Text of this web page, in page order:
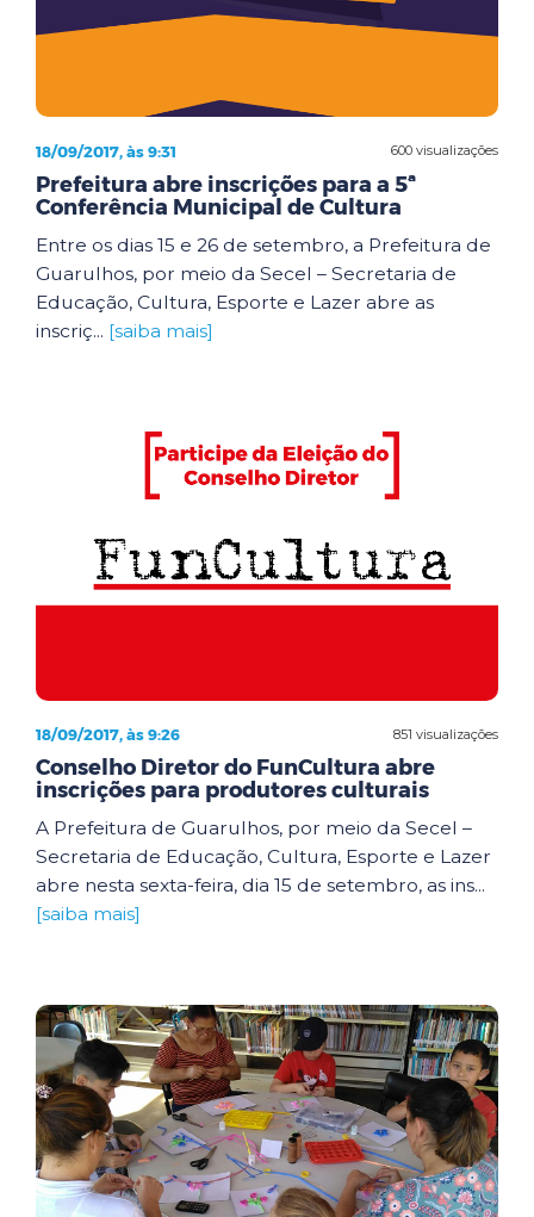
600 visualizações
18/09/2017, às 9:31
Prefeitura abre inscrições para a 5ª
Conferência Municipal de Cultura
Entre os dias 15 e 26 de setembro, a Prefeitura de
Guarulhos, por meio da Secel – Secretaria de
Educação, Cultura, Esporte e Lazer abre as
inscriç... [saiba mais]
851 visualizações
18/09/2017, às 9:26
Conselho Diretor do FunCultura abre
inscrições para produtores culturais
A Prefeitura de Guarulhos, por meio da Secel –
Secretaria de Educação, Cultura, Esporte e Lazer
abre nesta sexta-feira, dia 15 de setembro, as ins...
[saiba mais]